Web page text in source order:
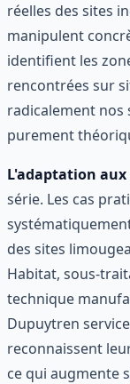
réelles des sites
manipulent
identifient les
rencontrées sur
radicalement nos
purement
L'adaptation
série. Les cas
des sites
Habitat, sous-
technique
Dupuytren
reconnaissent
ce qui augmente